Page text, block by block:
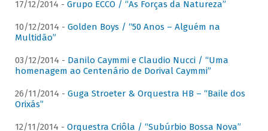
17/12/2014 - Grupo ECCO / “As Forças da Natureza”
10/12/2014 - Golden Boys / “50 Anos – Alguém na
Multidão”
03/12/2014 - Danilo Caymmi e Claudio Nucci / “Uma
homenagem ao Centenário de Dorival Caymmi”
26/11/2014 - Guga Stroeter & Orquestra HB – “Baile dos
Orixás”
12/11/2014 - Orquestra Criôla / “Subúrbio Bossa Nova”